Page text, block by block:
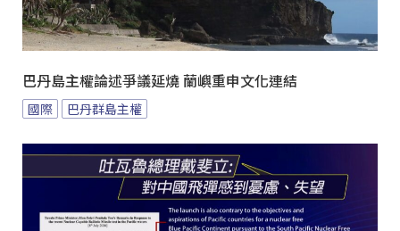
巴丹島主權論述爭議延燒 蘭嶼重申文化連結
國際 巴丹群島主權